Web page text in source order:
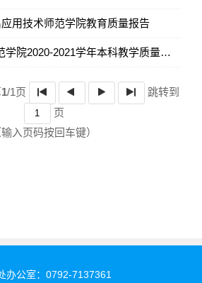
用技术师范学院教育质量报告
院2020-2021学年本科教学质量报告
1/1页
跳转到
页
输入页码按回车键）
办公室：0792-7137361